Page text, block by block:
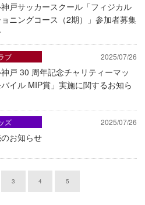
戸サッカースクール「フィジカル
ニングコース（2期）」参加者募集
2025/07/26
戸 30 周年記念チャリティーマッ
イル MIP賞」実施に関するお知ら
ブ
2025/07/26
お知らせ
ズ
3 4 5